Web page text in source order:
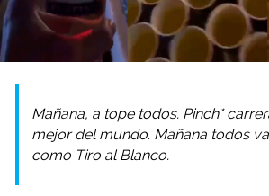
Mañana, a tope todos. Pinch*
mejor del mundo. Mañana todos
como Tiro al Blanco.